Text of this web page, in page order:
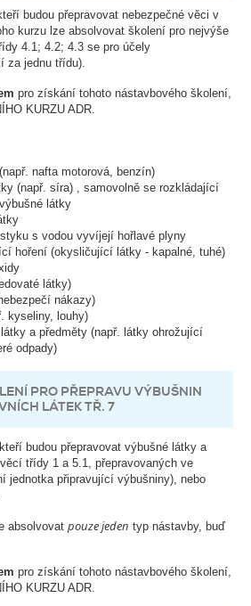
budou přepravovat nebezpečné věci v
kurzu lze absolvovat školení pro nejvýše
4.1; 4.2; 4.3 se pro účely
za jednu třídu).
pro získání tohoto nástavbového školení,
KURZU ADR.
nafta motorová, benzín)
(např. síra) , samovolně se rozkládající
látky
s vodou vyvíjejí hořlavé plyny
hoření (okysličující látky - kapalné, tuhé)
látky)
nákazy)
kyseliny, louhy)
a předměty (např. látky ohrožující
odpady)
PRO PŘEPRAVU VÝBUŠNIN
LÁTEK TŘ. 7
budou přepravovat výbušné látky a
třídy 1 a 5.1, přepravovaných ve
jednotka připravující výbušniny), nebo
absolvovat pouze jeden typ nástavby, buď
pro získání tohoto nástavbového školení,
KURZU ADR.